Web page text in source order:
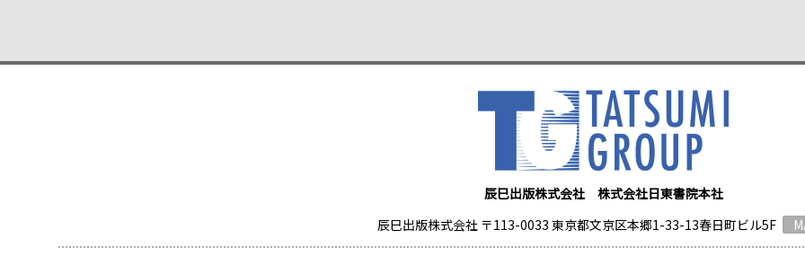
辰巳出版株式会社 株式会社日東書院本社
辰巳出版株式会社 〒113-0033 東京都文京区本郷1-33-13春日町ビル5F